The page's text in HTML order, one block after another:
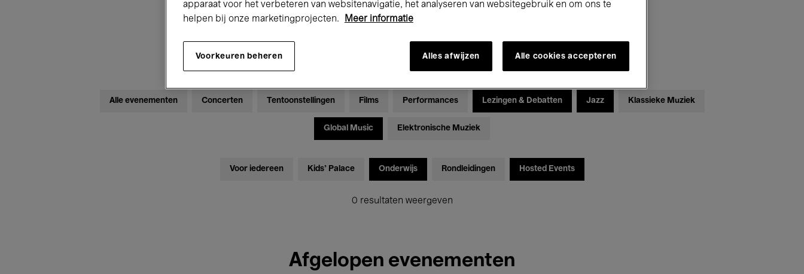
Alle evenementen Concerten Tentoonstellingen Films Performances Lezingen & Debatten Jazz Klassieke Muziek
Global Music Elektronische Muziek
Voor iedereen Kids’ Palace Onderwijs Rondleidingen Hosted Events
0 resultaten weergeven
Afgelopen evenementen
apparaat voor het verbeteren van websitenavigatie, het analyseren van websitegebruik en om ons te
helpen bij onze marketingprojecten.
Meer informatie
Voorkeuren beheren Alles afwijzen Alle cookies accepteren